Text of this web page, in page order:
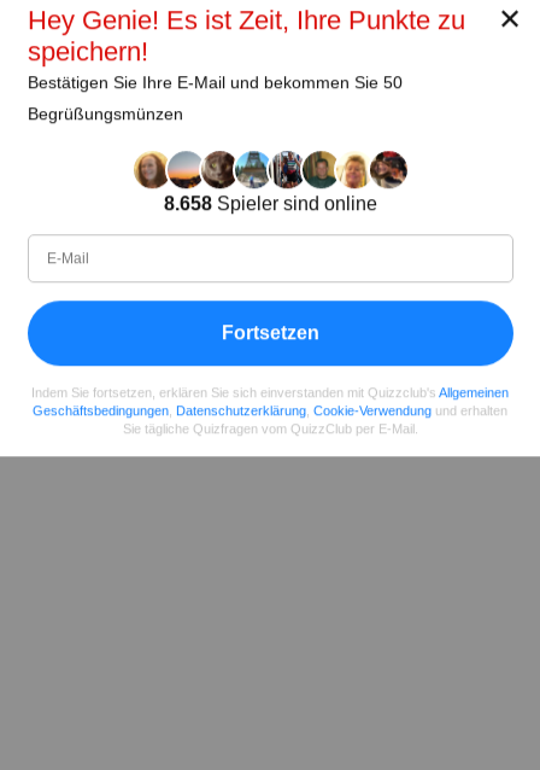
Autor:
Lena Strauss
Autor
Seit
11.2018
Level
99
Punktzahl
2459458
Teilenauf Facebook
✕
Hey Genie! Es ist Zeit, Ihre Punkte zu
speichern!
Bestätigen Sie Ihre E-Mail und bekommen Sie 50
Begrüßungsmünzen
8.658Spieler sind online
Fortsetzen
Indem Sie fortsetzen, erklären Sie sich einverstanden mit Quizzclub's Allgemeinen
Geschäftsbedingungen Datenschutzerklärung Cookie-Verwendung und erhalten
Sie tägliche Quizfragen vom QuizzClub per E-Mail.